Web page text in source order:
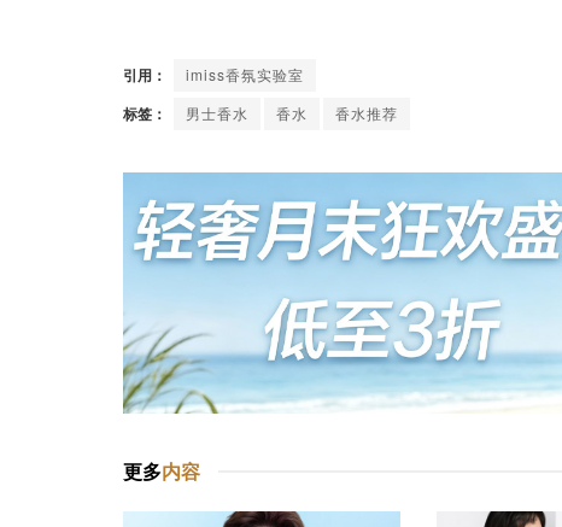
引用： imiss香氛实验室
标签： 男士香水 香水 香水推荐
更多内容